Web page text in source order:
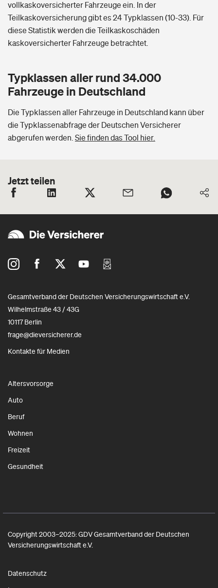
vollkaskoversicherter Fahrzeuge ein. In der
Teilkaskoversicherung gibt es 24 Typklassen (10-33). Für
diese Statistik werden die Teilkaskoschäden
kaskoversicherter Fahrzeuge betrachtet.
Typklassen aller rund 34.000
Fahrzeuge in Deutschland
Die Typklassen aller Fahrzeuge in Deutschland kann über
die Typklassenabfrage der Deutschen Versicherer
abgerufen werden. Sie finden das Tool hier.
Jetzt teilen
Gesamtverband der Deutschen Versicherungswirtschaft e.V.
Wilhelmstraße 43 / 43G
10117 Berlin
frage@dieversicherer.de
Kontakte für Medien
Altersvorsorge
Auto
Beruf
Wohnen
Freizeit
Gesundheit
Copyright 2003–2025: GDV Gesamtverband der Deutschen
Versicherungswirtschaft e.V.
Datenschutz